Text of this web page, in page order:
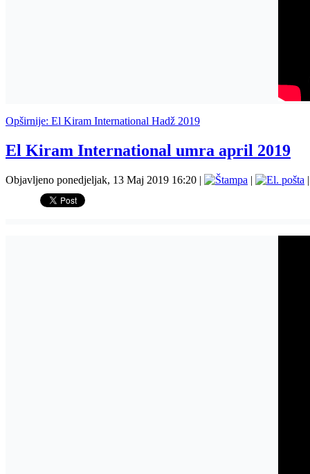
Opširnije: El Kiram International Hadž 2019
El Kiram International umra april 2019
Objavljeno ponedjeljak, 13 Maj 2019 16:20 | |